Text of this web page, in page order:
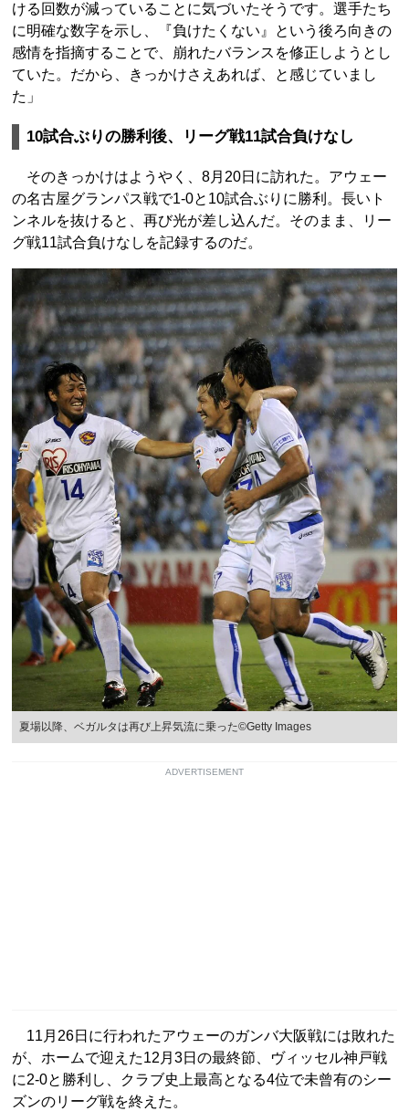
ける回数が減っていることに気づいたそうです。選手たち
に明確な数字を示し、『負けたくない』という後ろ向きの
感情を指摘することで、崩れたバランスを修正しようとし
ていた。だから、きっかけさえあれば、と感じていまし
た」
10試合ぶりの勝利後、リーグ戦11試合負けなし
そのきっかけはようやく、8月20日に訪れた。アウェー
の名古屋グランパス戦で1-0と10試合ぶりに勝利。長いト
ンネルを抜けると、再び光が差し込んだ。そのまま、リー
グ戦11試合負けなしを記録するのだ。
夏場以降、ベガルタは再び上昇気流に乗った©Getty Images
ADVERTISEMENT
11月26日に行われたアウェーのガンバ大阪戦には敗れた
が、ホームで迎えた12月3日の最終節、ヴィッセル神戸戦
に2-0と勝利し、クラブ史上最高となる4位で未曾有のシー
ズンのリーグ戦を終えた。